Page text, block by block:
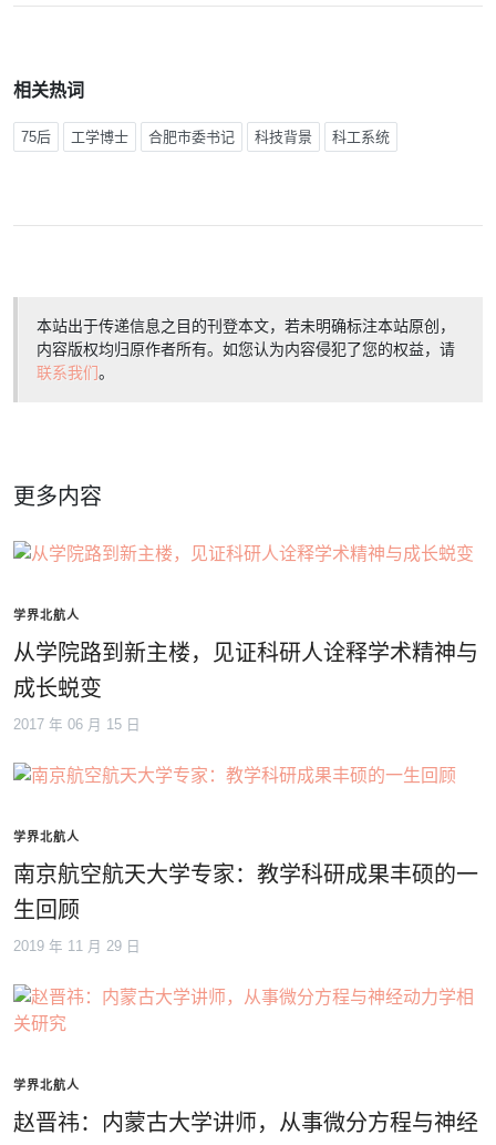
相关热词
75后 工学博士 合肥市委书记 科技背景 科工系统
本站出于传递信息之目的刊登本文，若未明确标注本站原创，
内容版权均归原作者所有。如您认为内容侵犯了您的权益，请
联系我们。
更多内容
学界北航人
从学院路到新主楼，见证科研人诠释学术精神与
成长蜕变
2017 年 06 月 15 日
学界北航人
南京航空航天大学专家：教学科研成果丰硕的一
生回顾
2019 年 11 月 29 日
学界北航人
赵晋祎：内蒙古大学讲师，从事微分方程与神经